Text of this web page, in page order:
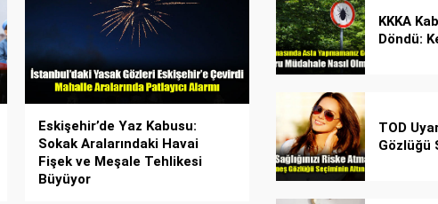
Eskişehir’de Yaz Kabusu:
Sokak Aralarındaki Havai
Fişek ve Meşale Tehlikesi
Büyüyor
KKKA
Döndü:
TOD
Gözlüğü